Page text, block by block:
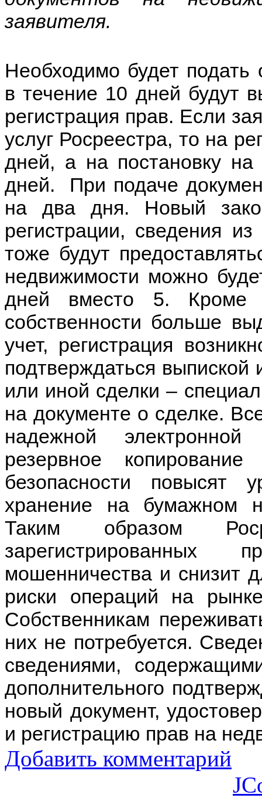
заявителя.
Необходимо будет
в течение 10 дней будут
регистрация прав. Если
услуг Росреестра, то на
дней, а на постановку
дней. При подаче
на два дня. Новый
регистрации, сведения
тоже будут
недвижимости можно
дней вместо 5. Кроме
собственности больше
учет, регистрация
подтверждаться выпиской
или иной сделки –
на документе о сделке.
надежной
резервное
безопасности повысят
хранение на бумажном
Таким образом
зарегистрированных
мошенничества и снизит
риски операций на
Собственникам
них не потребуется.
сведениями,
дополнительного
новый документ,
и регистрацию прав на
Добавить комментарий